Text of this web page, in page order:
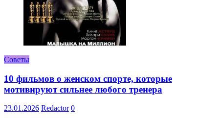
Советы
10 фильмов о женском спорте, которые
мотивируют сильнее любого тренера
23.01.2026 Redactor 0